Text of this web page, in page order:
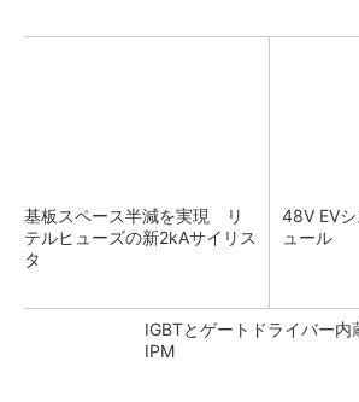
基板スペース半減を実現 リ
テルヒューズの新2kAサイリス
タ
48V EV
ュール
IGBTとゲートドライバー内
IPM